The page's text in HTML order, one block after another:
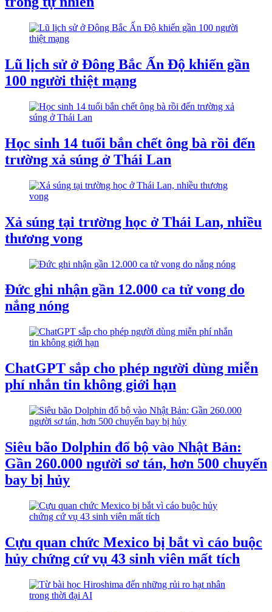
Lũ lịch sử ở Đông Bắc Ấn Độ khiến gần
100 người thiệt mạng
Học sinh 14 tuổi bắn chết ông bà rồi đến
trường xả súng ở Thái Lan
Xả súng tại trường học ở Thái Lan, nhiều
thương vong
Đức ghi nhận gần 12.000 ca tử vong do
nắng nóng
ChatGPT sắp cho phép người dùng miễn
phí nhắn tin không giới hạn
Siêu bão Dolphin đổ bộ vào Nhật Bản:
Gần 260.000 người sơ tán, hơn 500 chuyến
bay bị hủy
Cựu quan chức Mexico bị bắt vì cáo buộc
hủy chứng cứ vụ 43 sinh viên mất tích